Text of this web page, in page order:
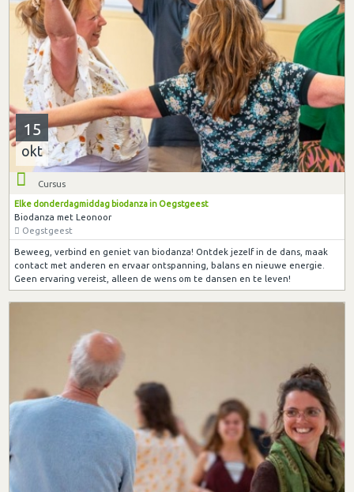
15
okt
Cursus
Elke donderdagmiddag biodanza in Oegstgeest
Biodanza met Leonoor
Oegstgeest
Beweeg, verbind en geniet van biodanza! Ontdek jezelf in de dans, maak
contact met anderen en ervaar ontspanning, balans en nieuwe energie.
Geen ervaring vereist, alleen de wens om te dansen en te leven!